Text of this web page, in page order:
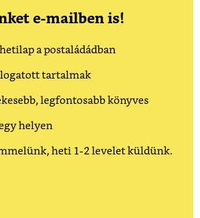
e-mailben is!
a postaládádban
tartalmak
legfontosabb könyves
helyen
heti 1-2 levelet küldünk.